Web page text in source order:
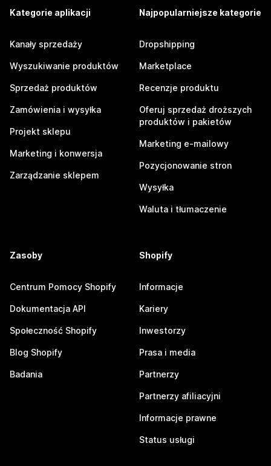
Kategorie aplikacji
Kanały sprzedaży
Wyszukiwanie produktów
Sprzedaż produktów
Zamówienia i wysyłka
Projekt sklepu
Marketing i konwersja
Zarządzanie sklepem
Najpopularniejsze kategorie
Dropshipping
Marketplace
Recenzje produktu
Oferuj sprzedaż droższych
produktów i pakietów
Marketing e-mailowy
Pozycjonowanie stron
Wysyłka
Waluta i tłumaczenie
Zasoby
Centrum Pomocy Shopify
Dokumentacja API
Społeczność Shopify
Blog Shopify
Badania
Shopify
Informacje
Kariery
Inwestorzy
Prasa i media
Partnerzy
Partnerzy afiliacyjni
Informacje prawne
Status usługi